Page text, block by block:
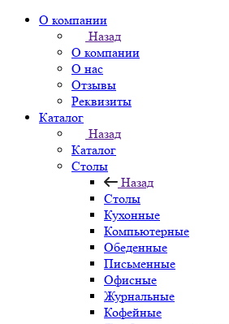
О компании
Назад
О компании
О нас
Отзывы
Реквизиты
Каталог
Назад
Каталог
Столы
Назад
Столы
Кухонные
Компьютерные
Обеденные
Письменные
Офисные
Журнальные
Кофейные